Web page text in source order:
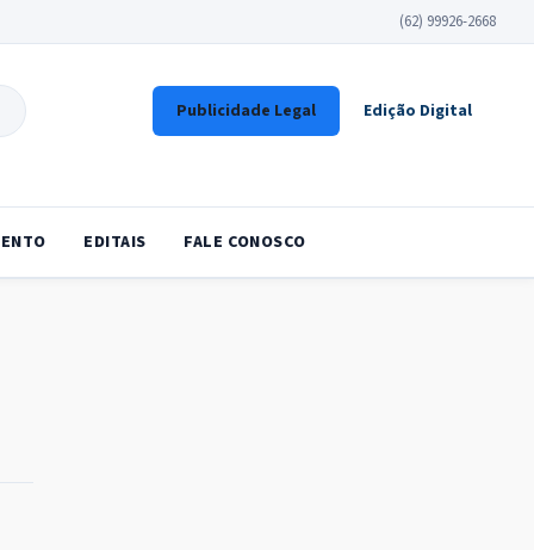
(62) 99926-2668
Publicidade Legal Edição Digital
EDITAIS FALE CONOSCO